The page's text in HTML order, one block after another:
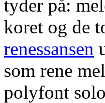
tyder på:
koret og de
renessansen
som rene
polyfont